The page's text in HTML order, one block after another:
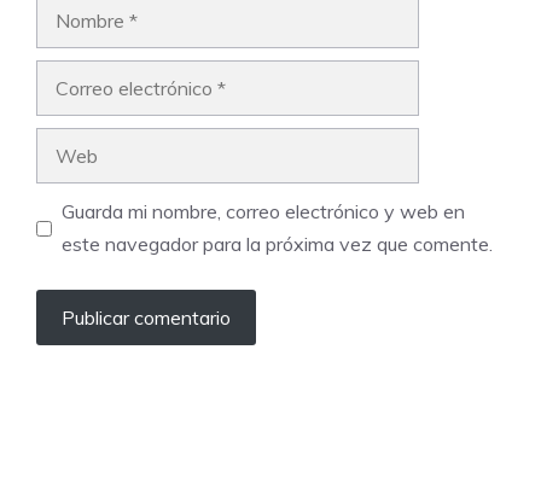
Guarda mi nombre, correo electrónico y web en
este navegador para la próxima vez que comente.